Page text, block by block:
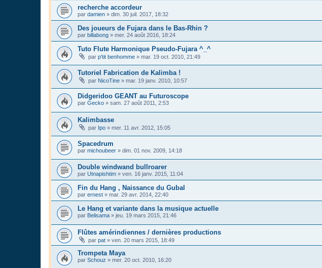
recherche accordeur
par damien » dim. 30 juil. 2017, 18:32
Des joueurs de Fujara dans le Bas-Rhin ?
par billabong » mer. 24 août 2016, 18:24
Tuto Flute Harmonique Pseudo-Fujara ^_^
par p'tit benhomme » mar. 19 oct. 2010, 21:49
Tutoriel Fabrication de Kalimba !
par NicoTine » mar. 19 janv. 2010, 10:57
Didgeridoo GEANT au Futuroscope
par Gecko » sam. 27 août 2011, 2:53
Kalimbasse
par Ipo » mer. 11 avr. 2012, 15:05
Spacedrum
par michoubeer » dim. 01 nov. 2009, 14:18
Double windwand bullroarer
par Utnapishtim » ven. 16 janv. 2015, 11:04
Fin du Hang , Naissance du Gubal
par ernest » mar. 29 avr. 2014, 22:40
Le Hang et variante dans la musique actuelle
par Belisama » jeu. 19 mars 2015, 21:46
Flûtes amérindiennes / dernières productions
par pat » ven. 20 mars 2015, 18:49
Trompeta Maya
par Schouz » mer. 20 oct. 2010, 16:20